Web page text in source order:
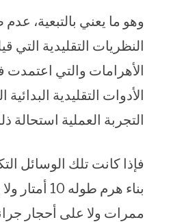
وهو ما يعني بالتبعية،
النظريات التقليدية التي
الأهرامات والتي اعتمدت
الأدوات التقليدية
التجربة العملية استحالة
فإذا كانت تلك الوسائل
بناء هرم
ممرات ولا على أحجار